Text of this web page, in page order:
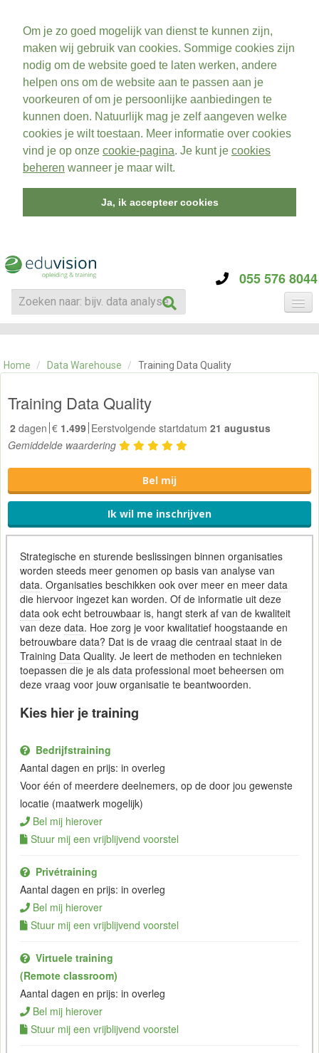
Om je zo goed mogelijk van dienst te kunnen zijn,
maken wij gebruik van cookies. Sommige cookies zijn
nodig om de website goed te laten werken, andere
helpen ons om de website aan te passen aan je
voorkeuren of om je persoonlijke aanbiedingen te
kunnen doen. Natuurlijk mag je zelf aangeven welke
cookies je wilt toestaan. Meer informatie over cookies
vind je op onze cookie-pagina. Je kunt je cookies
beheren wanneer je maar wilt.
Ja, ik accepteer cookies
055 576 8044
CATEGORIE
OVER ONS
SKILLS ALCHEMIST
Home / Data Warehouse / Training Data Quality
Training Data Quality
2 dagen € 1.499 Eerstvolgende startdatum 21 augustus
Gemiddelde waardering
Bel mij
Ik wil me inschrijven
Strategische en sturende beslissingen binnen organisaties
worden steeds meer genomen op basis van analyse van
data. Organisaties beschikken ook over meer en meer data
die hiervoor ingezet kan worden. Of de informatie uit deze
data ook echt betrouwbaar is, hangt sterk af van de kwaliteit
van deze data. Hoe zorg je voor kwalitatief hoogstaande en
betrouwbare data? Dat is de vraag die centraal staat in de
Training Data Quality. Je leert de methoden en technieken
toepassen die je als data professional moet beheersen om
deze vraag voor jouw organisatie te beantwoorden.
Kies hier je training
Bedrijfstraining
Aantal dagen en prijs: in overleg
Voor één of meerdere deelnemers, op de door jou gewenste
locatie (maatwerk mogelijk)
Bel mij hierover
Stuur mij een vrijblijvend voorstel
Privétraining
Aantal dagen en prijs: in overleg
Bel mij hierover
Stuur mij een vrijblijvend voorstel
Virtuele training
(Remote classroom)
Aantal dagen en prijs: in overleg
Bel mij hierover
Stuur mij een vrijblijvend voorstel